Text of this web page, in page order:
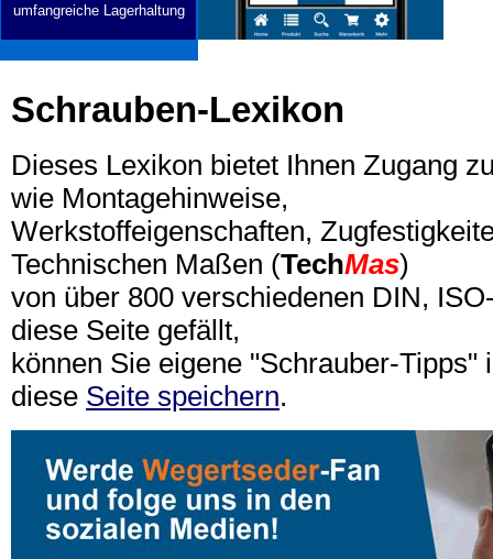
umfangreiche Lagerhaltung
Schrauben-Lexikon
Dieses Lexikon bietet Ihnen Zugang
wie Montagehinweise,
Werkstoffeigenschaften,
Technischen Maßen (TechMas)
von über 800 verschiedenen DIN,
diese Seite gefällt,
können Sie eigene "Schrauber-Tipps"
diese Seite speichern.